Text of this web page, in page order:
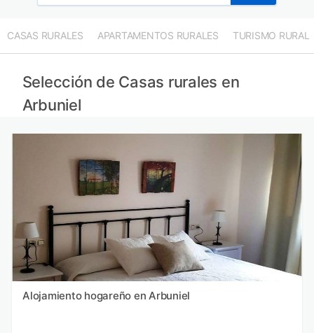
CASAS RURALES APARTAMENTOS RURALES TURISMO RURAL
Selección de Casas rurales en
Arbuniel
Alojamiento hogareño en Arbuniel